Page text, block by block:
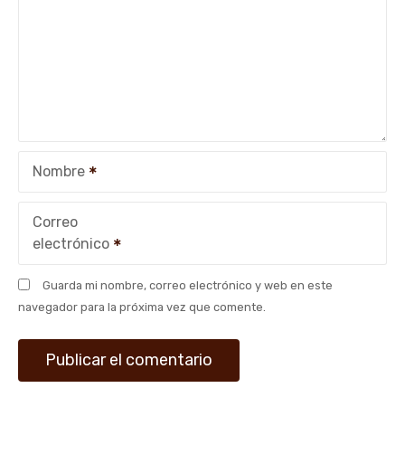
n
a
d
a
Nombre
Correo
electrónico
Guarda mi nombre, correo electrónico y web en este
navegador para la próxima vez que comente.